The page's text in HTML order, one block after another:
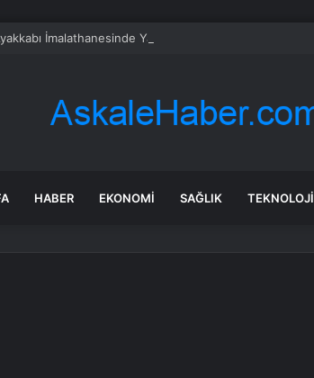
İmalathanesinde Yangın
HABER EKONOMI SAĞLIK TEKNOLOJI